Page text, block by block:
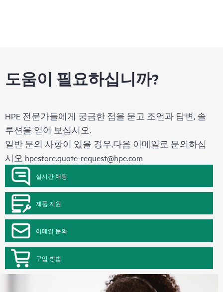
도움이 필요하십니까?
HPE 전문가들에게 궁금한 점을 묻고 조언과 답변, 솔
루션을 얻어 보십시오.
일반 문의 사항이 있을 경우,다음 이메일로 문의하십
시오 hpestore.quote-request@hpe.com
실시간 채팅
제품 지원
이메일 문의
구입 방법